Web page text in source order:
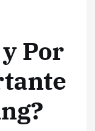
Por